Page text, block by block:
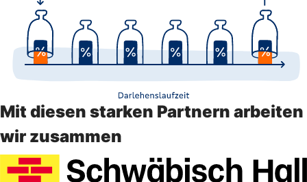
Mit diesen starken Partnern arbeiten
wir zusammen